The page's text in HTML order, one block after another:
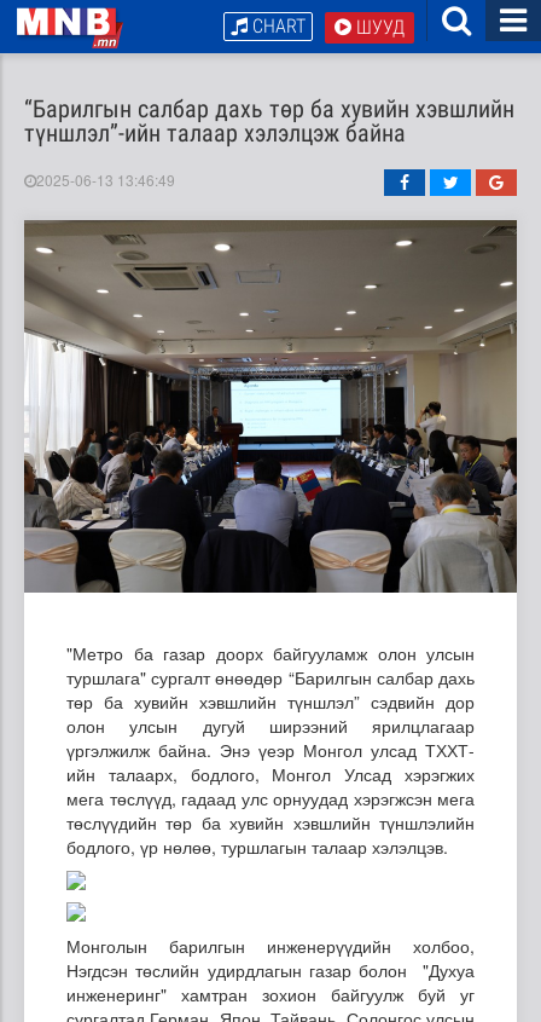
ШУУД
CHART
“Барилгын салбар дахь төр ба хувийн хэвшлийн
түншлэл”-ийн талаар хэлэлцэж байна
2025-06-13 13:46:49
"Метро ба газар доорх байгууламж олон улсын
туршлага" сургалт өнөөдөр “Барилгын салбар дахь
төр ба хувийн хэвшлийн түншлэл” сэдвийн дор
олон улсын дугуй ширээний ярилцлагаар
үргэлжилж байна. Энэ үеэр Монгол улсад ТХХТ-
ийн талаарх, бодлого, Монгол Улсад хэрэгжих
мега төслүүд, гадаад улс орнуудад хэрэгжсэн мега
төслүүдийн төр ба хувийн хэвшлийн түншлэлийн
бодлого, үр нөлөө, туршлагын талаар хэлэлцэв.
Монголын барилгын инженерүүдийн холбоо,
Нэгдсэн төслийн удирдлагын газар болон "Духуа
инженеринг" хамтран зохион байгуулж буй уг